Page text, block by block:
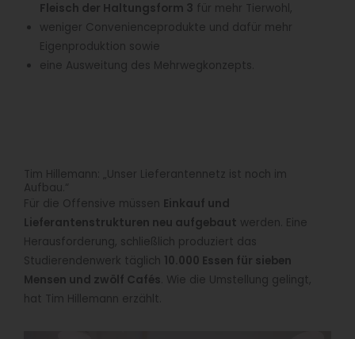
Fleisch der Haltungsform 3 für mehr Tierwohl,
weniger Convenienceprodukte und dafür mehr
Eigenproduktion sowie
eine Ausweitung des Mehrwegkonzepts.
Tim Hillemann: „Unser Lieferantennetz ist noch im
Aufbau.“
Für die Offensive müssen Einkauf und
Lieferantenstrukturen neu aufgebaut werden. Eine
Herausforderung, schließlich produziert das
Studierendenwerk täglich 10.000 Essen für sieben
Mensen und zwölf Cafés . Wie die Umstellung gelingt,
hat Tim Hillemann erzählt.